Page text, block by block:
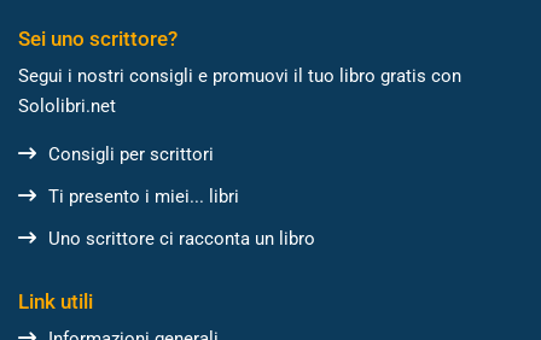
Sei uno scrittore?
Segui i nostri consigli e promuovi il tuo libro gratis con
Sololibri.net
Consigli per scrittori
Ti presento i miei... libri
Uno scrittore ci racconta un libro
Link utili